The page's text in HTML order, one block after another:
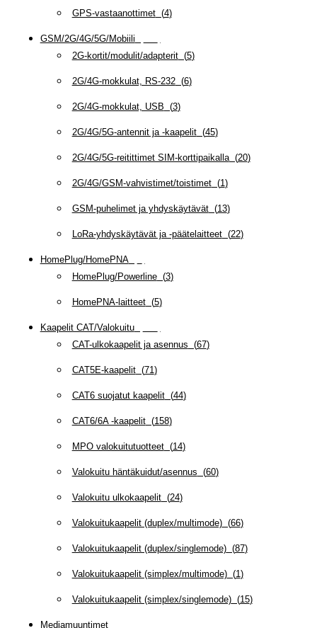
GPS-vastaanottimet(4)
GSM/2G/4G/5G/Mobiili
2G-kortit/modulit/adapterit(5)
2G/4G-mokkulat, RS-232(6)
2G/4G-mokkulat, USB (3)
2G/4G/5G-antennit ja -kaapelit(45)
2G/4G/5G-reitittimet SIM-korttipaikalla(20)
2G/4G/GSM-vahvistimet/toistimet(1)
GSM-puhelimet ja yhdyskäytävät(13)
LoRa-yhdyskäytävät ja -päätelaitteet(22)
HomePlug/HomePNA(
HomePlug/Powerline(3)
HomePNA-laitteet(5)
Kaapelit CAT/Valokuitu(
CAT-ulkokaapelit ja asennus (67)
CAT5E-kaapelit(71)
CAT6 suojatut kaapelit(44)
CAT6/6A -kaapelit(158)
MPO valokuitutuotteet(14)
Valokuitu häntäkuidut/asennus (60)
Valokuitu ulkokaapelit(24)
Valokuitukaapelit (duplex/multimode)(66)
Valokuitukaapelit (duplex/singlemode)(87)
Valokuitukaapelit (simplex/multimode)(1)
Valokuitukaapelit (simplex/singlemode)(15)
Mediamuuntimet(